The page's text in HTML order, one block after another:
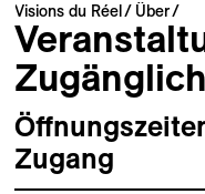
Visions du Réel Über
Zugang